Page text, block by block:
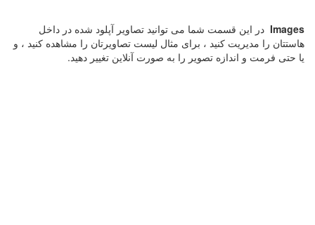
Images در این قسمت شما می توانید تصاویر آپلود شده در داخل
هاستتان را مدیریت کنید ، برای مثال لیست تصاویرتان را مشاهده کنید ، و
یا حتی فرمت و اندازه تصویر را به صورت آنلاین تغییر دهید.